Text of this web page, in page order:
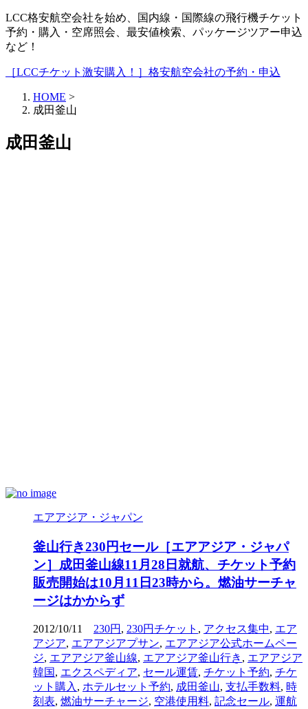
LCC格安航空会社を始め、国内線・国際線の飛行機チケット
予約・購入・空席照会、最安値検索、パッケージツアー申込
など！
［LCCチケット激安購入！］格安航空会社の予約・申込
HOME >
成田釜山
成田釜山
エアアジア・ジャパン
釜山行き230円セール［エアアジア・ジャパ
ン］成田釜山線11月28日就航、チケット予約
販売開始は10月11日23時から。燃油サーチャ
ージはかからず
2012/10/11 230円 , 230円チケット , アクセス集中, エア
アジア, エアアジアプサン, エアアジア公式ホームペー
ジ, エアアジア釜山線, エアアジア釜山行き , エアアジア
韓国, エクスペディア, セール運賃, チケット予約, チケ
ット購入 , ホテルセット予約, 成田釜山, 支払手数料, 時
刻表, 燃油サーチャージ, 空港使用料, 記念セール, 運航